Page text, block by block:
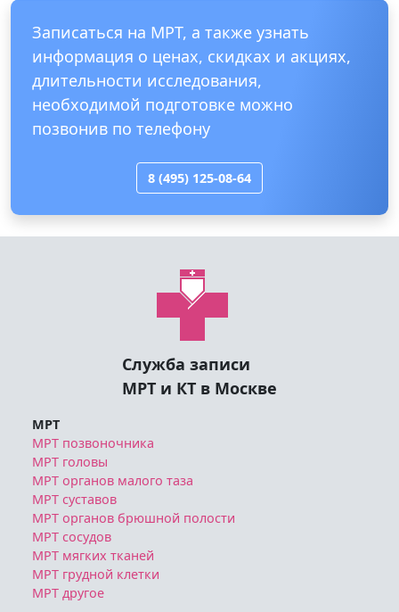
Записаться на МРТ, а также узнать
информация о ценах, скидках и акциях,
длительности исследования,
необходимой подготовке можно
позвонив по телефону
8 (495) 125-08-64
Служба записи
МРТ и КТ в Москве
МРТ
МРТ позвоночника
МРТ головы
МРТ органов малого таза
МРТ суставов
МРТ органов брюшной полости
МРТ сосудов
МРТ мягких тканей
МРТ грудной клетки
МРТ другое